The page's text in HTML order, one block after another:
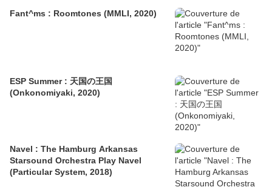
Fant^ms : Roomtones (MMLI, 2020)
ESP Summer : 天国の王国
(Onkonomiyaki, 2020)
Navel : The Hamburg Arkansas
Starsound Orchestra Play Navel
(Particular System, 2018)